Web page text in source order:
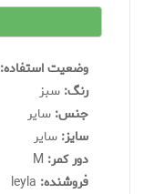
وضعیت استفاده:
رنگ: سبز
جنس: سایر
سايز: سایر
دور کمر: M
فروشنده: leyla